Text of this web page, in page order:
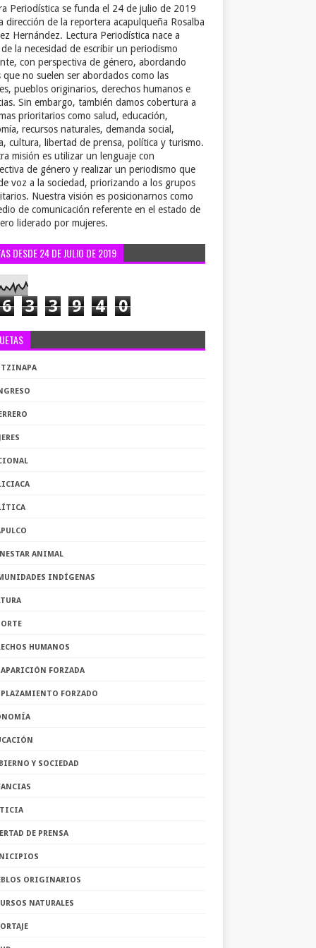
Periodística se funda el 24 de julio de 2019
dirección de la reportera acapulqueña Rosalba
Hernández. Lectura Periodística nace a
la necesidad de escribir un periodismo
con perspectiva de género, abordando
que no suelen ser abordados como las
pueblos originarios, derechos humanos e
Sin embargo, también damos cobertura a
prioritarios como salud, educación,
recursos naturales, demanda social,
cultura, libertad de prensa, política y turismo.
misión es utilizar un lenguaje con
de género y realizar un periodismo que
voz a la sociedad, priorizando a los grupos
Nuestra visión es posicionarnos como
de comunicación referente en el estado de
liderado por mujeres.
DESDE 24 DE JULIO DE 2019
6 3 3 9 4 0
ANIMAL
INDÍGENAS
HUMANOS
FORZADA
FORZADO
Y SOCIEDAD
DE PRENSA
ORIGINARIOS
NATURALES